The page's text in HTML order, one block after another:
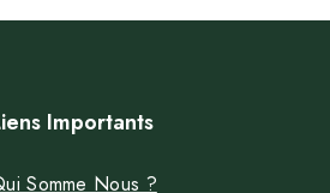
Importants
Somme Nous ?